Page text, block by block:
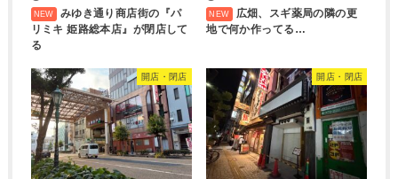
みゆき通り商店街の『パ
リミキ 姫路総本店』が閉店して
る
広畑、スギ薬局の隣の更
地で何か作ってる…
開店・閉店 開店・閉店